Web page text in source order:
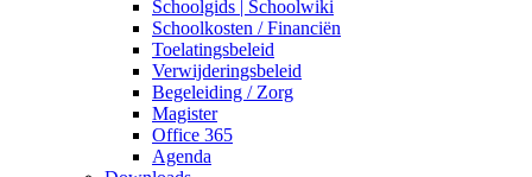
Schoolgids | Schoolwiki
Schoolkosten / Financiën
Toelatingsbeleid
Verwijderingsbeleid
Begeleiding / Zorg
Magister
Office 365
Agenda